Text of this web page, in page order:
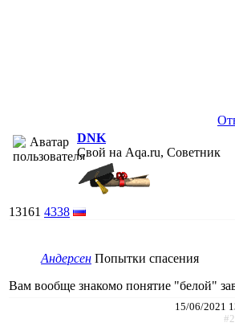
DNK
Свой на Aqa.ru, Советник
13161 4338
Андерсен Попытки спасения
Вам вообще знакомо понятие "белой"
15/06/2021